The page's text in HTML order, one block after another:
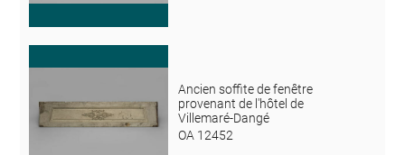
Ancien soffite de fenêtre
provenant de l'hôtel de
Villemaré-Dangé
OA 12452